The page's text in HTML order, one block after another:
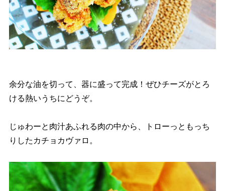
余分な油を切って、器に盛って完成！ぜひチーズがとろ
ける熱いうちにどうぞ。
じゅわーと肉汁あふれる肉の中から、トローっともっち
りしたカチョカヴァロ。